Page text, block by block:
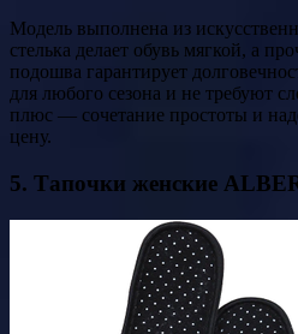
Модель выполнена из
стелька делает обувь мягкой, а
подошва гарантирует
для любого сезона и не требуют
плюс — сочетание простоты и
цену.
5. Тапочки женские